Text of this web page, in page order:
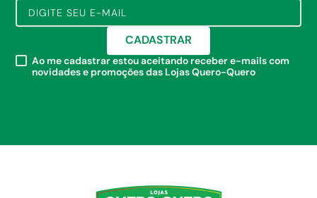
CADASTRAR
Ao me cadastrar estou aceitando receber e-mails com
novidades e promoções das Lojas Quero-Quero